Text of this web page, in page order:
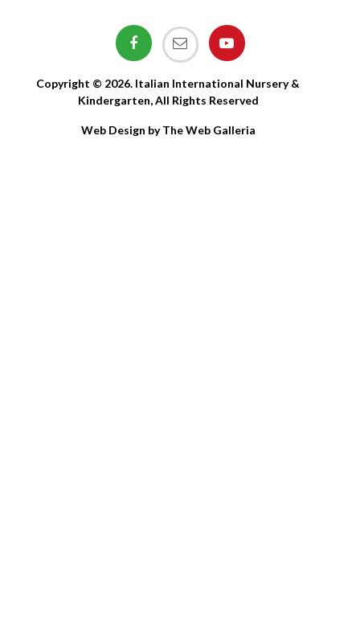
Copyright © 2026. Italian International Nursery &
Kindergarten, All Rights Reserved
Web Design by The Web Galleria